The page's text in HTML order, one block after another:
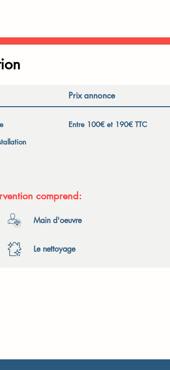
Prix annonce
Entre 100€ et 190€ TTC
comprend:
Main d'oeuvre
Le nettoyage